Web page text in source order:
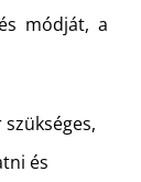
módját, a
és